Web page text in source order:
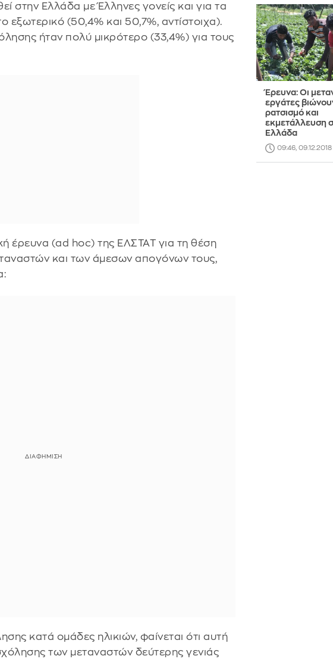
στην Ελλάδα με Έλληνες γονείς και για τα
εξωτερικό (50,4% και 50,7%, αντίστοιχα).
ήταν πολύ μικρότερο (33,4%) για τους
έρευνα (ad hoc) της ΕΛΣΤΑΤ για τη θέση
και των άμεσων απογόνων τους,
κατά ομάδες ηλικιών, φαίνεται ότι αυτή
των μεταναστών δεύτερης γενιάς
Έρευνα: Οι
εργάτες
ρατσισμό και
εκμετάλλευση
Ελλάδα
09:46, 09.12.2018